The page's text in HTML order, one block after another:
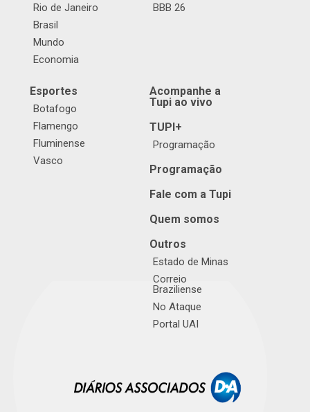
Rio de Janeiro
Brasil
Mundo
Economia
BBB 26
Esportes
Botafogo
Flamengo
Fluminense
Vasco
Acompanhe a
Tupi ao vivo
TUPI+
Programação
Programação
Fale com a Tupi
Quem somos
Outros
Estado de Minas
Correio
Braziliense
No Ataque
Portal UAI